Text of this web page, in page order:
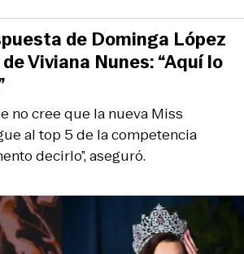
no cree que la nueva Miss
al top 5 de la competencia
decirlo”, aseguró.
de Dominga López
Viviana Nunes: “Aquí lo